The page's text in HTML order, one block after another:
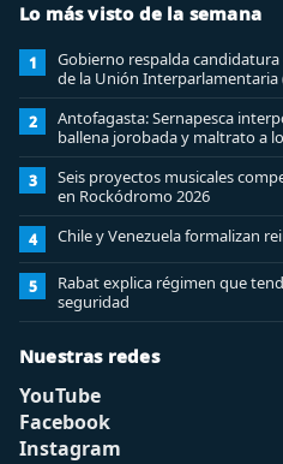
Lo más visto de la semana
1
Gobierno respalda
de la Unión Interparlamentaria
2
Antofagasta: Sernapesca
ballena jorobada y maltrato a
3
Seis proyectos musicales
en Rockódromo 2026
4 Chile y Venezuela formalizan
5
Rabat explica régimen que
seguridad
Nuestras redes
YouTube
Facebook
Instagram